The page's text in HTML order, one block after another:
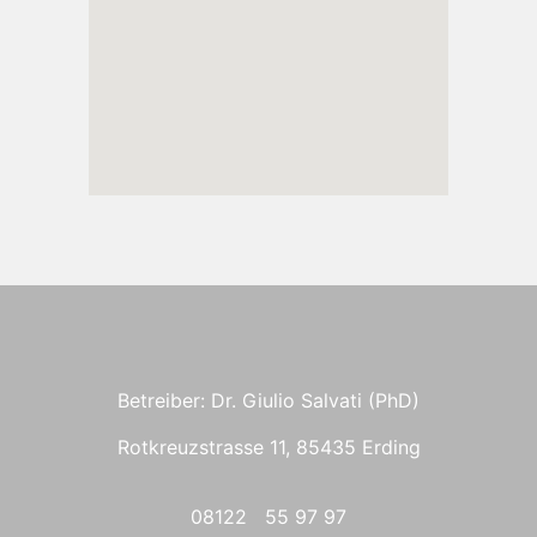
Betreiber: Dr. Giulio Salvati (PhD)
Rotkreuzstrasse 11, 85435 Erding
08122 55 97 97